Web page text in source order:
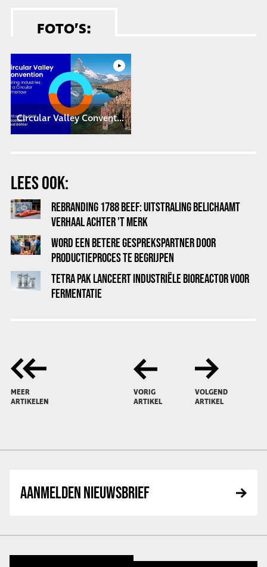
FOTO’S:
Circular Valley Convention 2025 - Imagefilm
LEES OOK:
REBRANDING 1788 BEEF: UITSTRALING BELICHAAMT
VERHAAL ACHTER 'T MERK
WORD EEN BETERE GESPREKSPARTNER DOOR
PRODUCTIEPROCES TE BEGRIJPEN
TETRA PAK LANCEERT INDUSTRIËLE BIOREACTOR VOOR
FERMENTATIE
MEER
ARTIKELEN
VORIG
ARTIKEL
VOLGEND
ARTIKEL
AANMELDEN NIEUWSBRIEF